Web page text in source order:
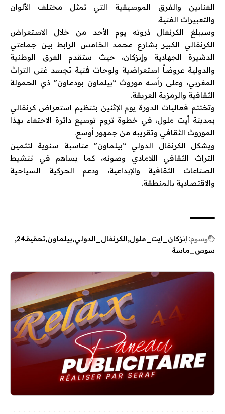
الفنانين والفرق الموسيقية التي تمثل مختلف الألوان
والتعبيرات الفنية.
وسيبلغ الكرنفال ذروته يوم الأحد من خلال الاستعراض
الكرنفالي الكبير بشارع محمد الخامس الرابط بين جماعتي
الدشيرة الجهادية وإنزكان، حيث ستقدم الفرق الوطنية
والدولية عروضاً استعراضية ولوحات فنية تجسد غنى التراث
المغربي، وعلى رأسه موروث “بيلماون بودماون” ذي الحمولة
الثقافية والرمزية العريقة.
وتختتم فعاليات الدورة يوم الإثنين بتنظيم استعراض كرنفالي
بمدينة أيت ملول، في خطوة تروم توسيع دائرة الاحتفاء بهذا
الموروث الثقافي وتقريبه من جمهور أوسع.
ويشكل الكرنفال الدولي “بيلماون” مناسبة سنوية لتثمين
التراث الثقافي اللامادي وصونه، كما يساهم في تنشيط
الصناعات الثقافية والإبداعية، ودعم الحركية السياحية
والاقتصادية بالمنطقة.
وسوم: إنزكان_آيت_ملول الكرنفال_الدولي بيلماون تحقيقـ24
سوس_ماسة